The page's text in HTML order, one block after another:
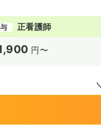
正看護師
円〜